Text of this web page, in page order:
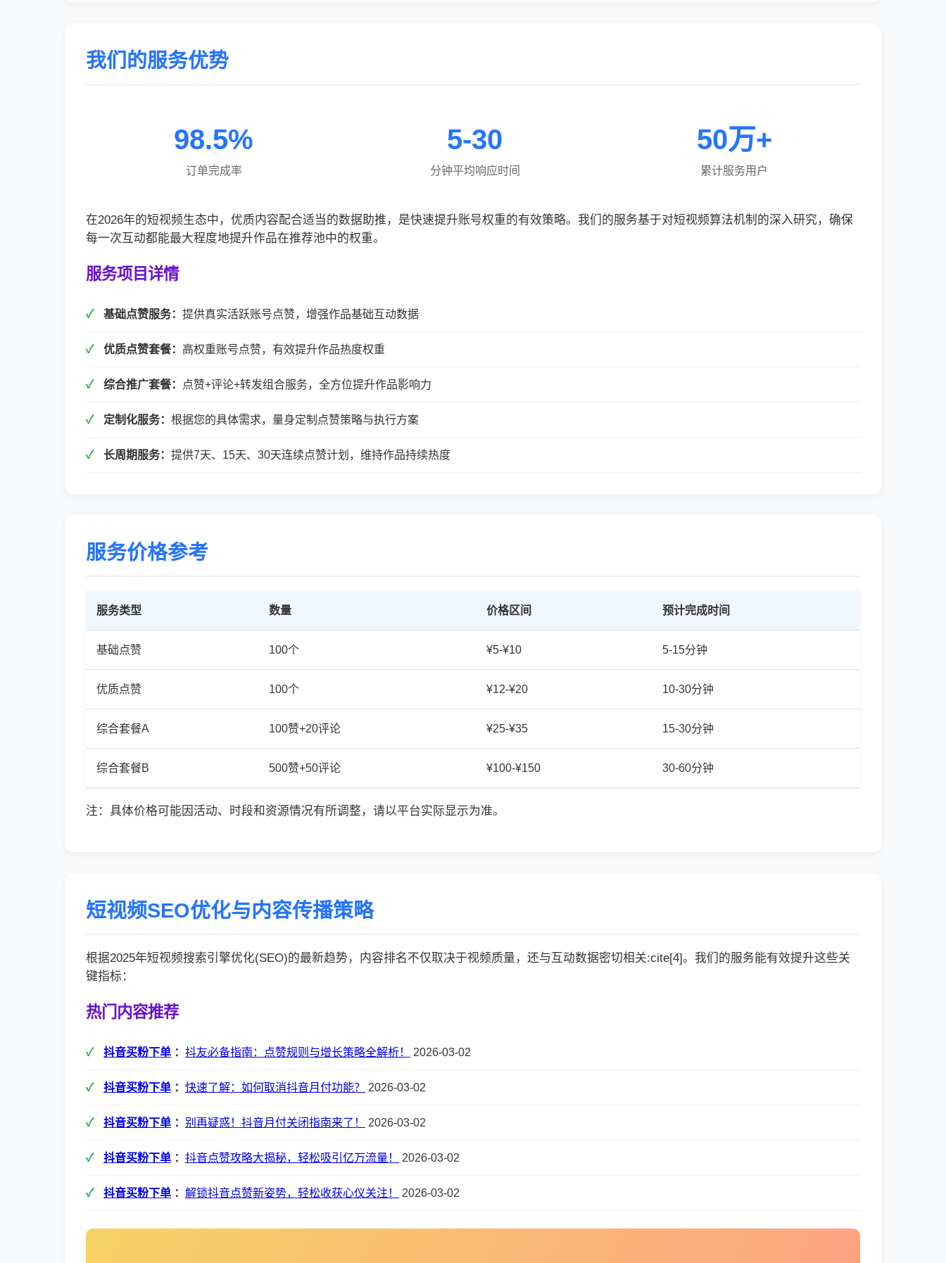
我们的服务优势
98.5%
订单完成率
5-30
分钟平均响应时间
50万+
累计服务用户
在2026年的短视频生态中，优质内容配合适当的数据助推，是快速提升账号权重的有效策略。我们的服务基于对短视频算法机制的深入研究，确保
每一次互动都能最大程度地提升作品在推荐池中的权重。
服务项目详情
基础点赞服务： 提供真实活跃账号点赞，增强作品基础互动数据
优质点赞套餐： 高权重账号点赞，有效提升作品热度权重
综合推广套餐： 点赞+评论+转发组合服务，全方位提升作品影响力
定制化服务： 根据您的具体需求，量身定制点赞策略与执行方案
长周期服务： 提供7天、15天、30天连续点赞计划，维持作品持续热度
服务价格参考
服务类型 数量 价格区间 预计完成时间
基础点赞 100个 ¥5-¥10 5-15分钟
优质点赞 100个 ¥12-¥20 10-30分钟
综合套餐A 100赞+20评论 ¥25-¥35 15-30分钟
综合套餐B 500赞+50评论 ¥100-¥150 30-60分钟
注：具体价格可能因活动、时段和资源情况有所调整，请以平台实际显示为准。
短视频SEO优化与内容传播策略
根据2025年短视频搜索引擎优化(SEO)的最新趋势，内容排名不仅取决于视频质量，还与互动数据密切相关:cite[4]。我们的服务能有效提升这些关
键指标：
热门内容推荐
抖音买粉下单 ： 抖友必备指南：点赞规则与增长策略全解析！ 2026-03-02
抖音买粉下单 ： 快速了解：如何取消抖音月付功能？ 2026-03-02
抖音买粉下单 ： 别再疑惑！抖音月付关闭指南来了！ 2026-03-02
抖音买粉下单 ： 抖音点赞攻略大揭秘，轻松吸引亿万流量！ 2026-03-02
抖音买粉下单 ： 解锁抖音点赞新姿势，轻松收获心仪关注！ 2026-03-02